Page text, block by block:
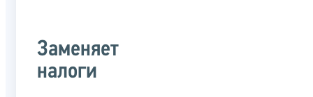
Заменяет
налоги